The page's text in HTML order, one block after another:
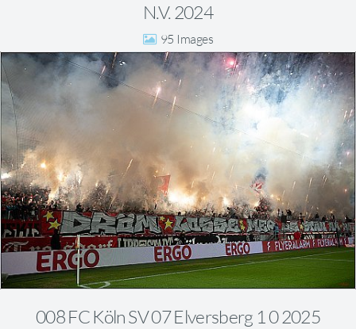
N.V. 2024
95
008 FC Köln SV 07 Elversberg 1 0 2025